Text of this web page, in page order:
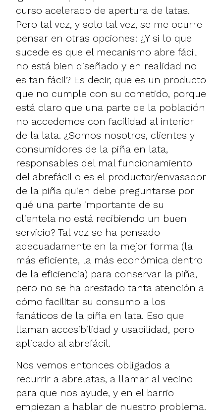
curso acelerado de apertura de latas.
Pero tal vez, y solo tal vez, se me ocurre
pensar en otras opciones: ¿Y si lo que
sucede es que el mecanismo abre fácil
no está bien diseñado y en realidad no
es tan fácil? Es decir, que es un producto
que no cumple con su cometido, porque
está claro que una parte de la población
no accedemos con facilidad al interior
de la lata. ¿Somos nosotros, clientes y
consumidores de la piña en lata,
responsables del mal funcionamiento
del abrefácil o es el productor/envasador
de la piña quien debe preguntarse por
qué una parte importante de su
clientela no está recibiendo un buen
servicio? Tal vez se ha pensado
adecuadamente en la mejor forma (la
más eficiente, la más económica dentro
de la eficiencia) para conservar la piña,
pero no se ha prestado tanta atención a
cómo facilitar su consumo a los
fanáticos de la piña en lata. Eso que
llaman accesibilidad y usabilidad, pero
aplicado al abrefácil.
Nos vemos entonces obligados a
recurrir a abrelatas, a llamar al vecino
para que nos ayude, y en el barrio
empiezan a hablar de nuestro problema.